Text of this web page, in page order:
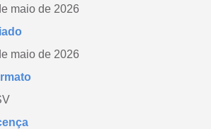
maio de 2026
maio de 2026